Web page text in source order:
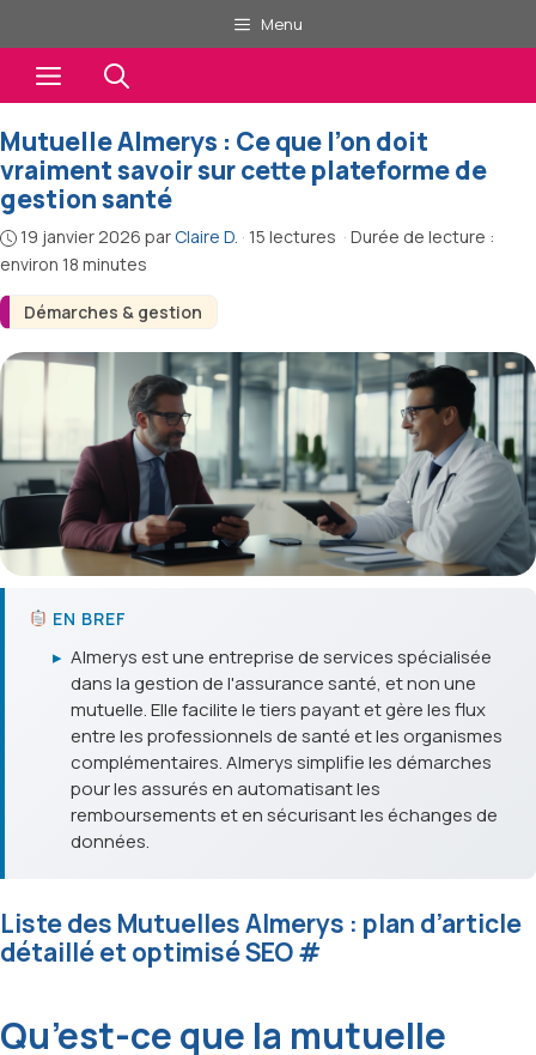
au
contenu
Menu
Menu
Démarches & gestion
Mutuelle Almerys : Ce que l’on doit
vraiment savoir sur cette plateforme de
gestion santé
19 janvier 2026 par Claire D. · 15 lectures · Durée de lecture :
environ 18 minutes
EN BREF
▸ Almerys est une entreprise de services spécialisée
dans la gestion de l'assurance santé, et non une
mutuelle. Elle facilite le tiers payant et gère les flux
entre les professionnels de santé et les organismes
complémentaires. Almerys simplifie les démarches
pour les assurés en automatisant les
remboursements et en sécurisant les échanges de
données.
Liste des Mutuelles Almerys : plan d’article
détaillé et optimisé SEO#
Qu’est-ce que la mutuelle